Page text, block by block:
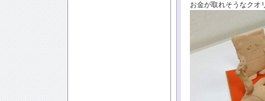
お金が取れそうなクオ